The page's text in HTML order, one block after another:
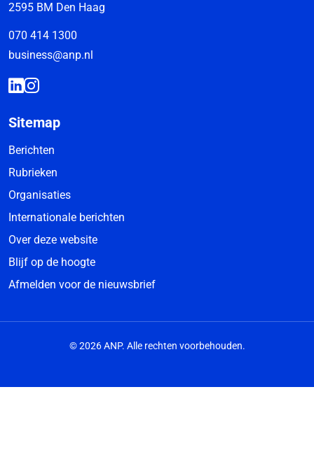
2595 BM Den Haag
070 414 1300
business@anp.nl
Sitemap
Berichten
Rubrieken
Organisaties
Internationale berichten
Over deze website
Blijf op de hoogte
Afmelden voor de nieuwsbrief
© 2026 ANP. Alle rechten voorbehouden.